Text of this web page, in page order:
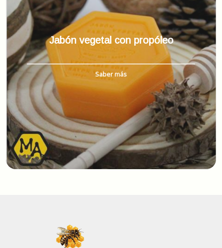
Jabón vegetal con propóleo
Saber más